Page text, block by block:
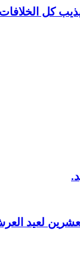
كل الخلافات
لعيد